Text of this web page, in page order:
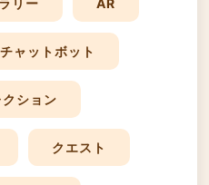
ャットボット
ション
クエスト